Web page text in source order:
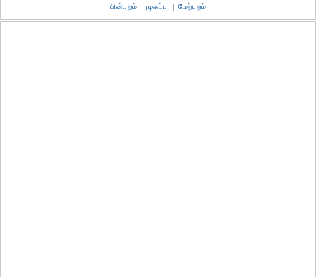
பின்புறம் | முகப்பு | மேற்புறம்